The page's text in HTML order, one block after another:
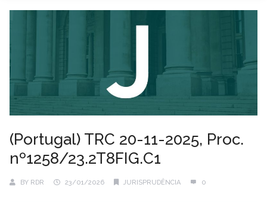
(Portugal) TRC 20-11-2025, Proc.
nº1258/23.2T8FIG.C1
BY RDR 23/01/2026 JURISPRUDÊNCIA 0